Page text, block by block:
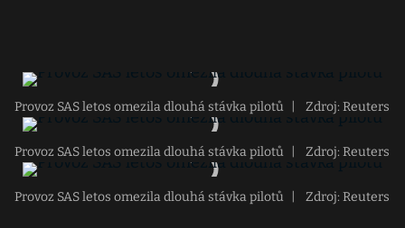
Provoz SAS letos omezila dlouhá stávka pilotů Zdroj: Reuters
Provoz SAS letos omezila dlouhá stávka pilotů Zdroj: Reuters
Provoz SAS letos omezila dlouhá stávka pilotů Zdroj: Reuters